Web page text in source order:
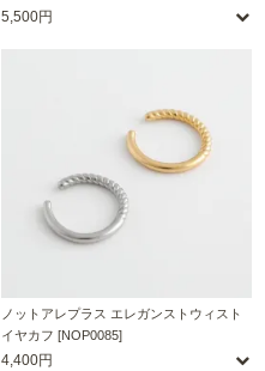
5,500円
ノットアレプラス エレガンストウィスト
イヤカフ [NOP0085]
4,400円